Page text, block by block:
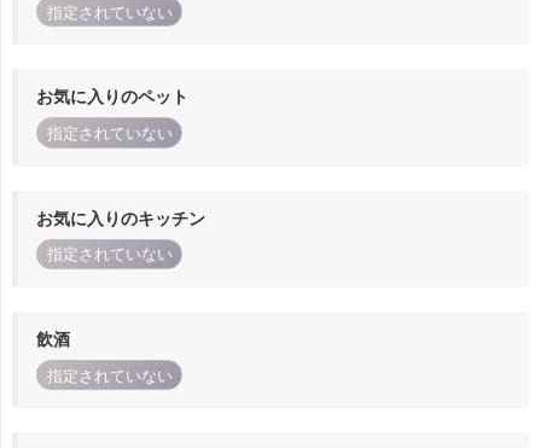
指定されていない
お気に入りのペット
指定されていない
お気に入りのキッチン
指定されていない
飲酒
指定されていない